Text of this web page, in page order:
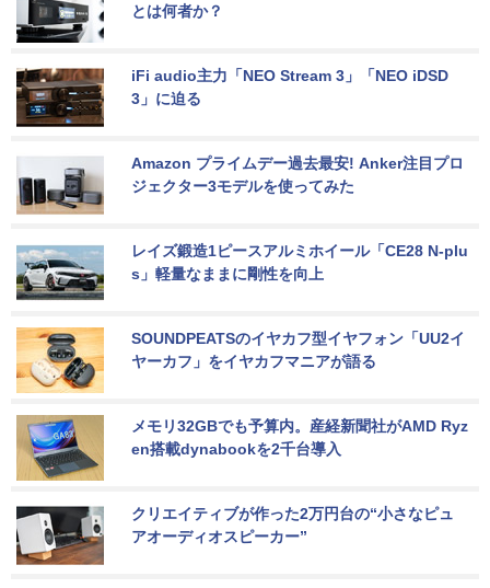
とは何者か？
iFi audio主力「NEO Stream 3」「NEO iDSD
3」に迫る
Amazon プライムデー過去最安! Anker注目プロ
ジェクター3モデルを使ってみた
レイズ鍛造1ピースアルミホイール「CE28 N-plu
s」軽量なままに剛性を向上
SOUNDPEATSのイヤカフ型イヤフォン「UU2イ
ヤーカフ」をイヤカフマニアが語る
メモリ32GBでも予算内。産経新聞社がAMD Ryz
en搭載dynabookを2千台導入
クリエイティブが作った2万円台の“小さなピュ
アオーディオスピーカー”